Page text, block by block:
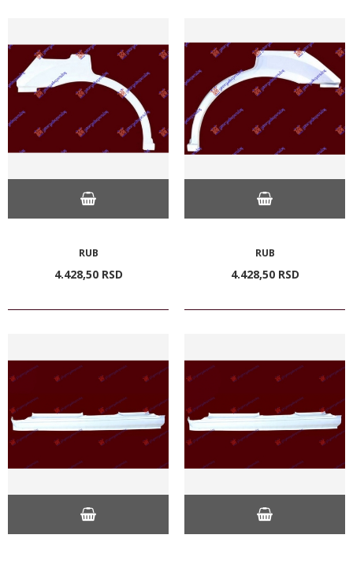
RUB
4.428,50 RSD
RUB
4.428,50 RSD